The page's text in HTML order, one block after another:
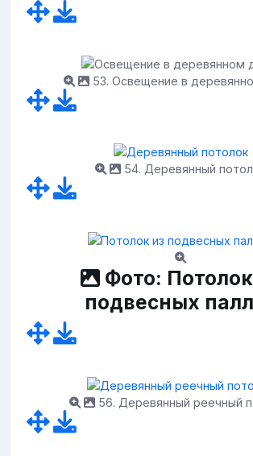
53. Освещение в
54. Деревянный
Фото:
подвесных
56. Деревянный реечный